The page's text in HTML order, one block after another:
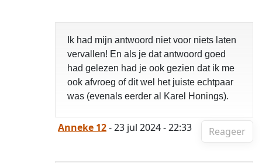
Ik had mijn antwoord niet voor niets laten
vervallen! En als je dat antwoord goed
had gelezen had je ook gezien dat ik me
ook afvroeg of dit wel het juiste echtpaar
was (evenals eerder al Karel Honings).
Reageer
Anneke 12- 23 jul 2024 - 22:33